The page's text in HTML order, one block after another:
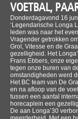
VOETBAL,
Donderdagavond 16
‘Legendarische Longa
leden was naar het
Vragender getrokken
Grol, Vitesse en de
gezelligheid. Het
Frans Ebbers, onze
tegen onze buren van
omstandigheden werd
Het BC team van De
en na afloop van de
tussen een aantal
horecaplein een
De aan Longa’30